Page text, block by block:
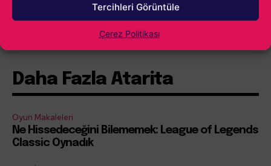
Tercihleri Görüntüle
Çerez Politikası
İçindekilerGöster
Daha Fazla Atarita
Oyun Makaleleri
Ne Hissedeceğini Bilememek: League of Legends
Classic Oynadık